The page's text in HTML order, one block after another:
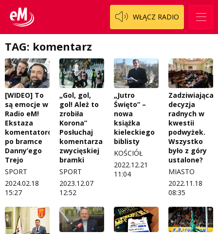
WŁĄCZ RADIO
Staszowski
Włoszczowski
Cały ten sport
Dzieciaki Cudaki
Fascynująca nauka
Historia na fali
Modna kultura
OdNowa
Pacjent, którego nie zapomnę
Pasjonaci
Piąta strona świata
Prawdę mówiąc
Słowo Dnia
Tak wierzę
Koncert życzeń
Kontakt
O nas
Regulamin programu Patron
Zespół
Logo do pobrania
Regulamin konkursów
Regulamin przesyłania materiałów
Regulamin sklepu internetowego
Regulamin darowizn
Regulamin konkursu Zwierzak naszej klasy
TAG: komentarz
[WIDEO] To
są emocje w
Radio eM!
Ekstaza
komentatorów
po bramce
Danny’ego
Trejo
SPORT
2024.02.18
15:27
„Gol, gol,
gol! Ależ to
zrobiła
Korona”
Posłuchaj
komentarza
zwycięskiej
bramki
SPORT
2023.12.07
12:52
„Jutro
Święto” –
nowa
książka
kieleckiego
biblisty
KOŚCIÓŁ
2022.12.21
11:04
Zadziwiająca
decyzja
radnych w
kwestii
podwyżek.
Wszystko
było z góry
ustalone?
MIASTO
2022.11.18
08:35